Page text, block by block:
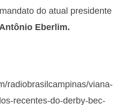
do atual presidente
Eberlim.
radiobrasilcampinas/viana-
recentes-do-derby-bec-